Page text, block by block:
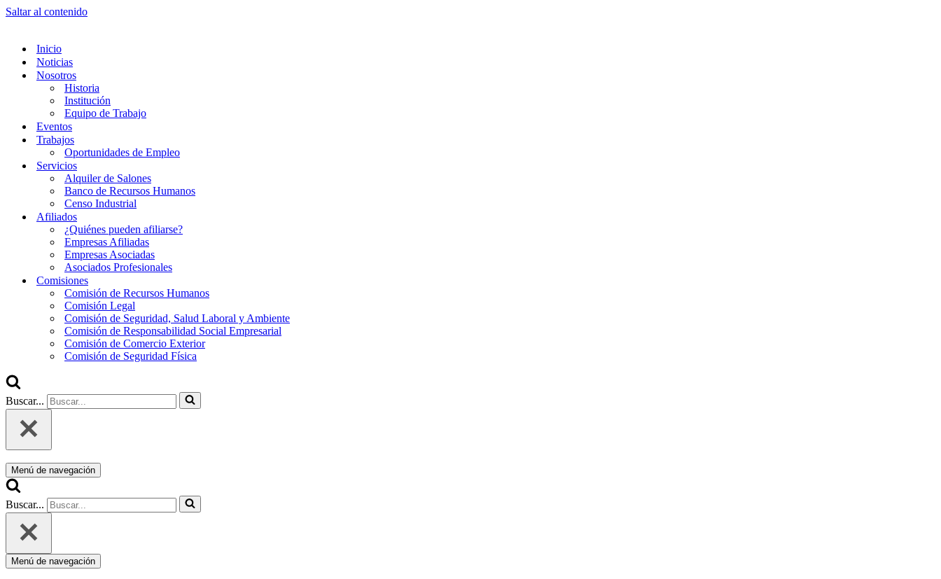
Saltar al contenido
Inicio
Noticias
Nosotros
Historia
Institución
Equipo de Trabajo
Eventos
Trabajos
Oportunidades de Empleo
Servicios
Alquiler de Salones
Banco de Recursos Humanos
Censo Industrial
Afiliados
¿Quiénes pueden afiliarse?
Empresas Afiliadas
Empresas Asociadas
Asociados Profesionales
Comisiones
Comisión de Recursos Humanos
Comisión Legal
Comisión de Seguridad, Salud Laboral y Ambiente
Comisión de Responsabilidad Social Empresarial
Comisión de Comercio Exterior
Comisión de Seguridad Física
Buscar...
Menú de navegación
Buscar...
Menú de navegación